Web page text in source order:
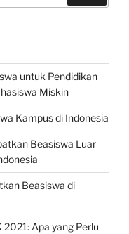
untuk Pendidikan
Miskin
Kampus di Indonesia
Beasiswa Luar
Beasiswa di
Apa yang Perlu